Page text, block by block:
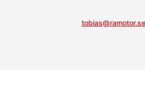
tobias@ramotor.se